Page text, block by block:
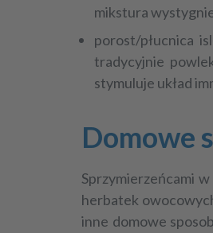
mikstura
porost/płucnica
tradycyjnie
stymuluje układ
Domowe
Sprzymierzeńcami
herbatek
inne domowe